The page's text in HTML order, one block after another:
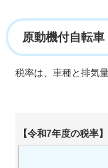
原動機付自転
税率は、車種と排気
【令和7年度の税率】